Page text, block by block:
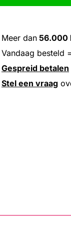
Meer dan 56.000
Vandaag besteld =
Gespreid betalen
Stel een vraag